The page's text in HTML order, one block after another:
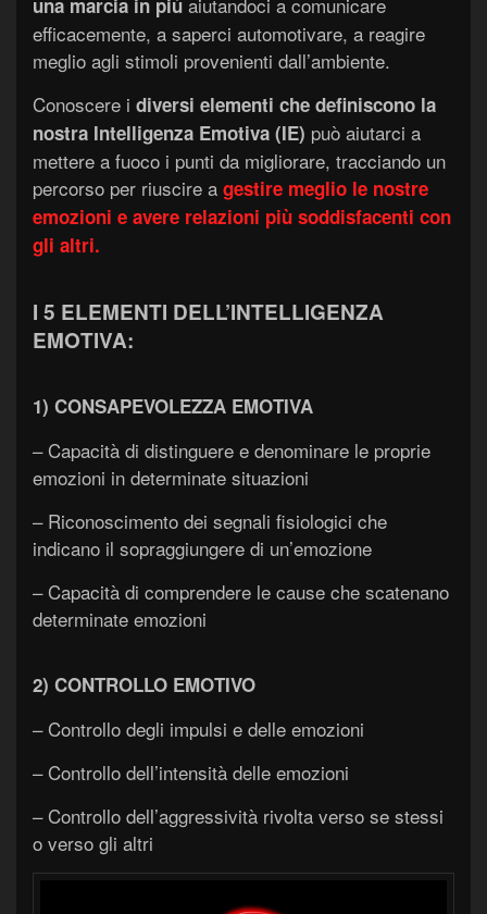
una marcia in più
efficacemente, a saperci automotivare, a reagire
meglio agli stimoli provenienti dall’ambiente.
Conoscere i diversi elementi che definiscono la
nostra Intelligenza Emotiva (IE) può aiutarci a
mettere a fuoco i punti da migliorare, tracciando un
percorso per riuscire a gestire meglio le nostre
emozioni e avere relazioni più soddisfacenti con
gli altri.
I 5 ELEMENTI DELL’INTELLIGENZA
EMOTIVA:
1) CONSAPEVOLEZZA EMOTIVA
– Capacità di distinguere e denominare le proprie
emozioni in determinate situazioni
– Riconoscimento dei segnali fisiologici che
indicano il sopraggiungere di un’emozione
– Capacità di comprendere le cause che scatenano
determinate emozioni
2) CONTROLLO EMOTIVO
– Controllo degli impulsi e delle emozioni
– Controllo dell’intensità delle emozioni
– Controllo dell’aggressività rivolta verso se stessi
o verso gli altri